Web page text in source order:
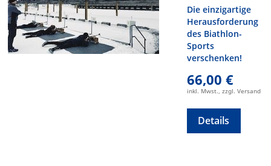
Die einzigartige
Herausforderung
des Biathlon-
Sports
verschenken!
66,00 €
inkl. Mwst., zzgl. Versand
Details